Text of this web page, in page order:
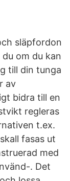
släpfordon
om du kan
till din tunga
av
bidra till en
regleras
t.ex.
fasas ut
med
. Det